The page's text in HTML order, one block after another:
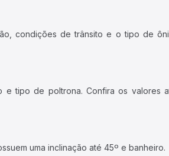
condições de trânsito e o tipo de
tipo de poltrona. Confira os valores
uma inclinação até 45º e banheiro.